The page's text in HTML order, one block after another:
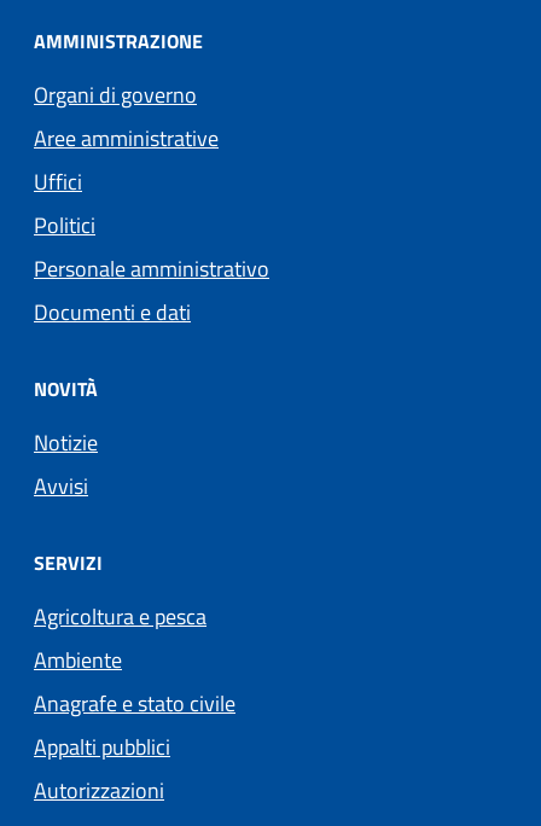
AMMINISTRAZIONE
Organi di governo
Aree amministrative
Uffici
Politici
Personale amministrativo
Documenti e dati
NOVITÀ
Notizie
Avvisi
SERVIZI
Agricoltura e pesca
Ambiente
Anagrafe e stato civile
Appalti pubblici
Autorizzazioni